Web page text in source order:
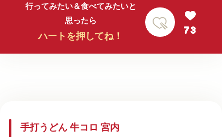
行ってみたい＆食べてみたいと
思ったら
ハートを押してね！
73
手打うどん 牛コロ 宮内